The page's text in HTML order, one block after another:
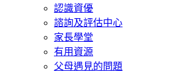
認識資優
諮詢及評估中心
家長學堂
有用資源
父母遇見的問題